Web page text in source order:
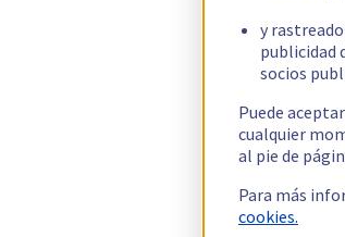
y
publicidad
socios
Puede
cualquier
al pie de
Para más
cookies.